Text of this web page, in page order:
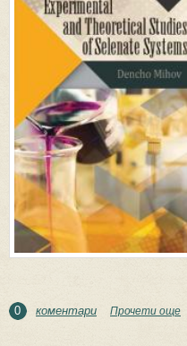
0 коментари Прочети още